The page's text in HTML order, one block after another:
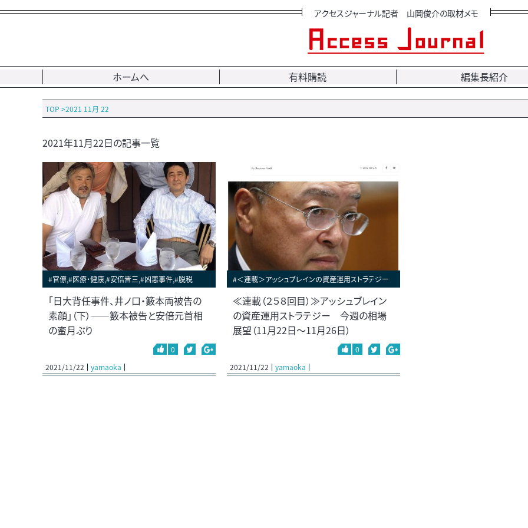
アクセスジャーナル記者 山岡俊介の取材メモ
ホームへ 有料購読 編集長紹介
TOP >2021 11月 22
2021年11月22日の記事一覧
#官僚,#医療・健康,#安倍晋三,#凶悪事件,#脱税
「日大背任事件、井ノ口・籔本両被告の
素顔」（下）――籔本被告と安倍元首相
の蜜月ぶり
0
2021/11/22
yamaoka
#＜連載＞アッシュブレインの資産運用ストラテジー
≪連載（２５８回目）≫アッシュブレイン
の資産運用ストラテジー 今週の相場
展望（11月22日～11月26日）
0
2021/11/22
yamaoka